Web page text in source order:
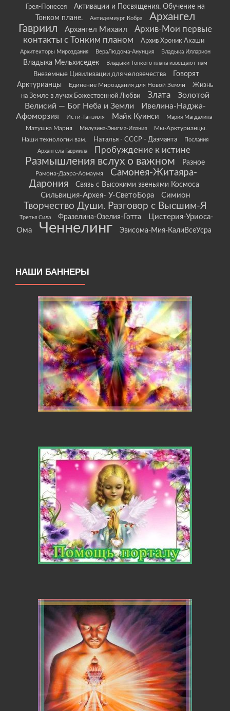
Грея-Понесея
Активации и Посвящения. Обучение на
Тонком плане.
Антидемиург Кобра
Архангел
Гавриил
Архангел Михаил
Архив-Мои первые
контакты с Тонким планом
Архив Хроник Акаши
Архитекторы Мироздания ВераЛюдома-Анунция Владыка Илларион
Владыка Мельхиседек Владыки Тонкого плана извещают нам
Внеземные Цивилизации для человечества
Говорят
Арктурианцы
Единение Мироздания для Новой Земли
Жизнь
на Земле в лучах Божественной Любви
Злата
Золотой
Велисий — Бог Неба и Земли
Ивелина-Наджа-
Афоморзия
Исти-Танзиля Майк Куинси Мария Магдалина
Матушка Мария Милузина-Энигма-Илания
Мы-Арктурианцы.
Наши технологии вам.
Наталья - СССР - Даэманта
Послания
Архангела Гавриила
Пробуждение к истине
Размышления вслух о важном Разное
Рамона-Даэра-Аомаумя
Самонея-Житаяра-
Дарония
Связь с Высокими звеньями Космоса
Сильвиция-Архея- У-СветоБора Симион
Творчество Души. Разговор с Высшим-Я
Третья Сила Фразелина-Озелия-Готта
Цистерия-Уриоса-
Ома
Ченнелинг Эвисома-Мия-КалиВсеУсра
НАШИ БАННЕРЫ